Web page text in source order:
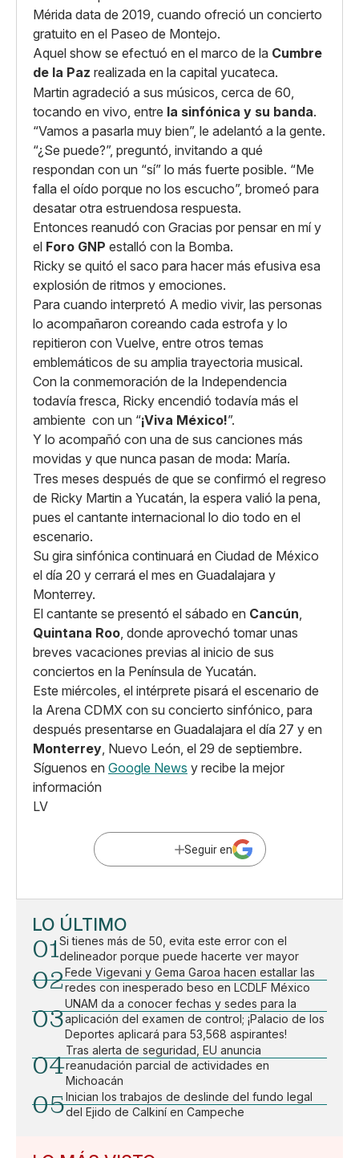
Mérida data de 2019, cuando ofreció un concierto
gratuito en el Paseo de Montejo.
Aquel show se efectuó en el marco de la Cumbre
de la Paz realizada en la capital yucateca.
Martin agradeció a sus músicos, cerca de 60,
tocando en vivo, entre la sinfónica y su banda.
“Vamos a pasarla muy bien”, le adelantó a la gente.
“¿Se puede?”, preguntó, invitando a qué
respondan con un “sí” lo más fuerte posible. “Me
falla el oído porque no los escucho”, bromeó para
desatar otra estruendosa respuesta.
Entonces reanudó con Gracias por pensar en mí y
el Foro GNP estalló con la Bomba.
Ricky se quitó el saco para hacer más efusiva esa
explosión de ritmos y emociones.
Para cuando interpretó A medio vivir, las personas
lo acompañaron coreando cada estrofa y lo
repitieron con Vuelve, entre otros temas
emblemáticos de su amplia trayectoria musical.
Con la conmemoración de la Independencia
todavía fresca, Ricky encendió todavía más el
ambiente con un “¡Viva México!”.
Y lo acompañó con una de sus canciones más
movidas y que nunca pasan de moda: María.
Tres meses después de que se confirmó el regreso
de Ricky Martin a Yucatán, la espera valió la pena,
pues el cantante internacional lo dio todo en el
escenario.
Su gira sinfónica continuará en Ciudad de México
el día 20 y cerrará el mes en Guadalajara y
Monterrey.
El cantante se presentó el sábado en Cancún,
Quintana Roo, donde aprovechó tomar unas
breves vacaciones previas al inicio de sus
conciertos en la Península de Yucatán.
Este miércoles, el intérprete pisará el escenario de
la Arena CDMX con su concierto sinfónico, para
después presentarse en Guadalajara el día 27 y en
Monterrey, Nuevo León, el 29 de septiembre.
Síguenos en Google News y recibe la mejor
información
LV
Seguir en
LO ÚLTIMO
01Si tienes más de 50, evita este error con el
delineador porque puede hacerte ver mayor
02Fede Vigevani y Gema Garoa hacen estallar las
redes con inesperado beso en LCDLF México
03
UNAM da a conocer fechas y sedes para la
aplicación del examen de control; ¡Palacio de los
Deportes aplicará para 53,568 aspirantes!
04
Tras alerta de seguridad, EU anuncia
reanudación parcial de actividades en
Michoacán
05Inician los trabajos de deslinde del fundo legal
del Ejido de Calkiní en Campeche